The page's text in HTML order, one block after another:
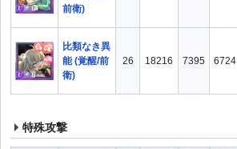
前衛)
比類なき異
能 (覚醒/前
衛)
26 18216 7395 6724
特殊攻撃